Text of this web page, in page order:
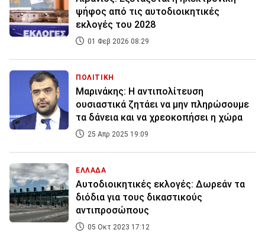
ψήφος από τις αυτοδιοικητικές
εκλογές του 2028
01 Φεβ 2026 08:29
ΠΟΛΙΤΙΚΗ
Μαρινάκης: Η αντιπολίτευση
ουσιαστικά ζητάει να μην πληρώσουμε
τα δάνεια και να χρεοκοπήσει η χώρα
25 Απρ 2025 19:09
ΕΛΛΑΔΑ
Αυτοδιοικητικές εκλογές: Δωρεάν τα
διόδια για τους δικαστικούς
αντιπροσώπους
05 Οκτ 2023 17:12